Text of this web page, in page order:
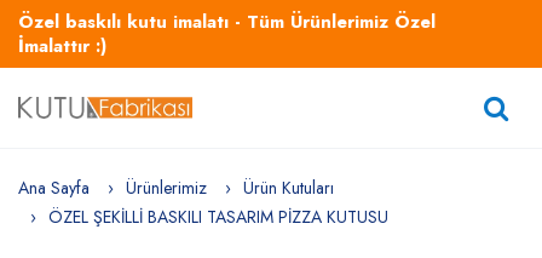
Özel baskılı kutu imalatı - Tüm Ürünlerimiz Özel
İmalattır :)
Ana Sayfa Ürünlerimiz
Ürün Kutuları
ÖZEL ŞEKİLLİ BASKILI TASARIM PİZZA KUTUSU